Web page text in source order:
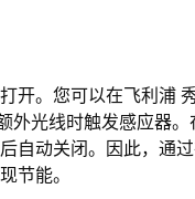
开。您可以在飞利浦
外光线时触发感应器
自动关闭。因此，通
节能。